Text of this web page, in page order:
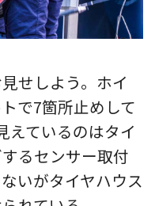
せしよう。ホイ
で7箇所止めして
えているのはタイ
るセンサー取付
いがタイヤハウス